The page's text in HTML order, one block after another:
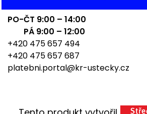
PO-ČT 9:00 – 14:00
PÁ 9:00 – 12:00
+420 475 657 494
+420 475 657 687
platebni.portal@kr-ustecky.cz